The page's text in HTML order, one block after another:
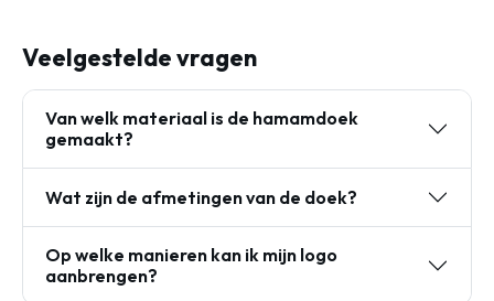
Veelgestelde vragen
Van welk materiaal is de hamamdoek
gemaakt?
Wat zijn de afmetingen van de doek?
Op welke manieren kan ik mijn logo
aanbrengen?